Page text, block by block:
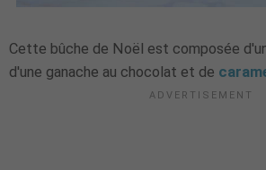
Cette bûche de Noël est composée
d'une ganache au chocolat et de